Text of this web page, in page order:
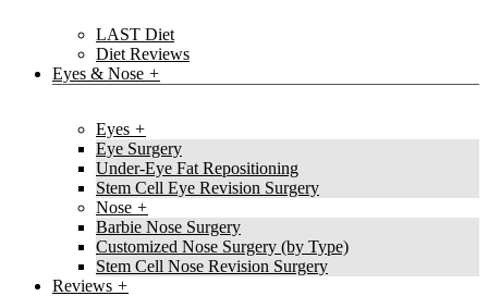
LAST Diet
Diet Reviews
Eyes & Nose
Eyes
Eye Surgery
Under-Eye Fat Repositioning
Stem Cell Eye Revision Surgery
Nose
Barbie Nose Surgery
Customized Nose Surgery (by Type)
Stem Cell Nose Revision Surgery
Reviews